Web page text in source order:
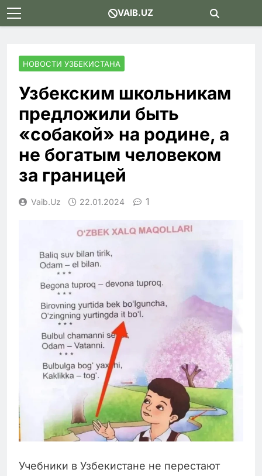
Skip
to
VAIB.UZ
НОВОСТИ УЗБЕКИСТАНА
Узбекским школьникам
предложили быть
«собакой» на родине, а
не богатым человеком
за границей
Vaib.uz 22.01.2024 1
Учебники в Узбекистане не перестают